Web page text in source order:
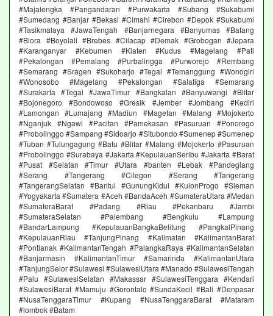
#Majalengka #Pangandaran #Purwakarta #Subang #Sukabumi
#Sumedang #Banjar #Bekasi #Cimahi #Cirebon #Depok #Sukabumi
#Tasikmalaya #JawaTengah #Banjarnegara #Banyumas #Batang
#Blora #Boyolali #Brebes #Cilacap #Demak #Grobogan #Jepara
#Karanganyar #Kebumen #Klaten #Kudus #Magelang #Pati
#Pekalongan #Pemalang #Purbalingga #Purworejo #Rembang
#Semarang #Sragen #Sukoharjo #Tegal #Temanggung #Wonogiri
#Wonosobo #Magelang #Pekalongan #Salatiga #Semarang
#Surakarta #Tegal #JawaTimur #Bangkalan #Banyuwangi #Blitar
#Bojonegoro #Bondowoso #Gresik #Jember #Jombang #Kediri
#Lamongan #Lumajang #Madiun #Magetan #Malang #Mojokerto
#Nganjuk #Ngawi #Pacitan #Pamekasan #Pasuruan #Ponorogo
#Probolinggo #Sampang #Sidoarjo #Situbondo #Sumenep #Sumenep
#Tuban #Tulungagung #Batu #Blitar #Malang #Mojokerto #Pasuruan
#Probolinggo #Surabaya #Jakarta #KepulauanSeribu #Jakarta #Barat
#Pusat #Selatan #Timur #Utara #banten #Lebak #Pandeglang
#Serang #Tangerang #Cilegon #Serang #Tangerang
#TangerangSelatan #Bantul #GunungKidul #KulonProgo #Sleman
#Yogyakarta #Sumatera #Aceh #BandaAceh #SumateraUtara #Medan
#SumateraBarat #Padang #Riau #Pekanbaru #Jambi
#SumateraSelatan #Palembang #Bengkulu #Lampung
#BandarLampung #KepulauanBangkaBelitung #PangkalPinang
#KepulauanRiau #TanjungPinang #Kalimatan #KalimantanBarat
#Pontianak #KalimantanTengah #PalangkaRaya #KalimantanSelatan
#Banjarmasin #KalimantanTimur #Samarinda #KalimantanUtara
#TanjungSelor #Sulawesi #SulawesiUtara #Manado #SulawesiTengah
#Palu #SulawesiSelatan #Makassar #SulawesiTenggara #Kendari
#SulawesiBarat #Mamuju #Gorontalo #SundaKecil #Bali #Denpasar
#NusaTenggaraTimur #Kupang #NusaTenggaraBarat #Mataram
#lombok #Batam